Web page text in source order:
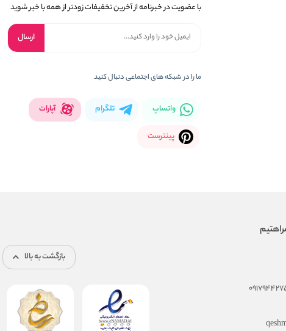
با عضویت در خبرنامه از آخرین تخفیفات زودتر از همه با خبر شوید
ارسال
ما را در شبکه های اجتماعی دنبال کنید
واتساپ تلگرام آپارات
پینترست
بازگشت به بالا